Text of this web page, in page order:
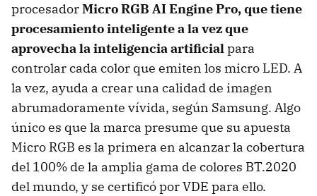
procesadorMicro RGB AI Engine Pro, que tiene
procesamiento inteligente a la vez que
aprovecha la inteligencia artificialpara
controlar cada color que emiten los micro LED. A
la vez, ayuda a crear una calidad de imagen
abrumadoramente vívida, según Samsung. Algo
único es que la marca presume que su apuesta
Micro RGB es la primera en alcanzar la cobertura
del 100% de la amplia gama de colores BT.2020
del mundo, y se certificó por VDE para ello.